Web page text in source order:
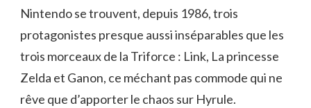
Nintendo se trouvent, depuis 1986, trois
protagonistes presque aussi inséparables que les
trois morceaux de la Triforce : Link, La princesse
Zelda et Ganon, ce méchant pas commode qui ne
rêve que d’apporter le chaos sur Hyrule.